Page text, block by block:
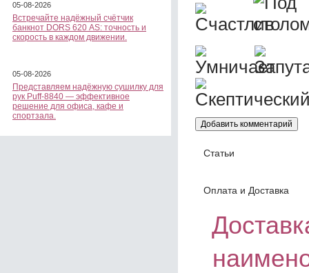
05-08-2026
Встречайте надёжный счётчик
банкнот DORS 620 АS: точность и
скорость в каждом движении.
05-08-2026
Представляем надёжную сушилку для
рук Puff-8840 — эффективное
решение для офиса, кафе и
спортзала.
Статьи
Оплата и Доставка